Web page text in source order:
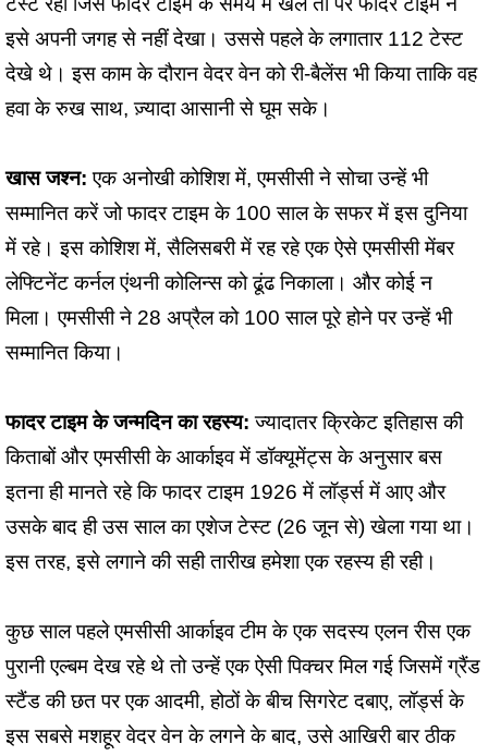
इसे अपनी जगह से नहीं देखा। उससे पहले के लगातार 112 टेस्ट
देखे थे। इस काम के दौरान वेदर वेन को री-बैलेंस भी किया ताकि वह
हवा के रुख साथ, ज़्यादा आसानी से घूम सके।
खास जश्न: एक अनोखी कोशिश में, एमसीसी ने सोचा उन्हें भी
सम्मानित करें जो फादर टाइम के 100 साल के सफर में इस दुनिया
में रहे। इस कोशिश में, सैलिसबरी में रह रहे एक ऐसे एमसीसी मेंबर
लेफ्टिनेंट कर्नल एंथनी कोलिन्स को ढूंढ निकाला। और कोई न
मिला। एमसीसी ने 28 अप्रैल को 100 साल पूरे होने पर उन्हें भी
सम्मानित किया।
फादर टाइम के जन्मदिन का रहस्य: ज्यादातर क्रिकेट इतिहास की
किताबों और एमसीसी के आर्काइव में डॉक्यूमेंट्स के अनुसार बस
इतना ही मानते रहे कि फादर टाइम 1926 में लॉर्ड्स में आए और
उसके बाद ही उस साल का एशेज टेस्ट (26 जून से) खेला गया था।
इस तरह, इसे लगाने की सही तारीख हमेशा एक रहस्य ही रही।
कुछ साल पहले एमसीसी आर्काइव टीम के एक सदस्य एलन रीस एक
पुरानी एल्बम देख रहे थे तो उन्हें एक ऐसी पिक्चर मिल गई जिसमें ग्रैंड
स्टैंड की छत पर एक आदमी, होठों के बीच सिगरेट दबाए, लॉर्ड्स के
इस सबसे मशहूर वेदर वेन के लगने के बाद, उसे आखिरी बार ठीक